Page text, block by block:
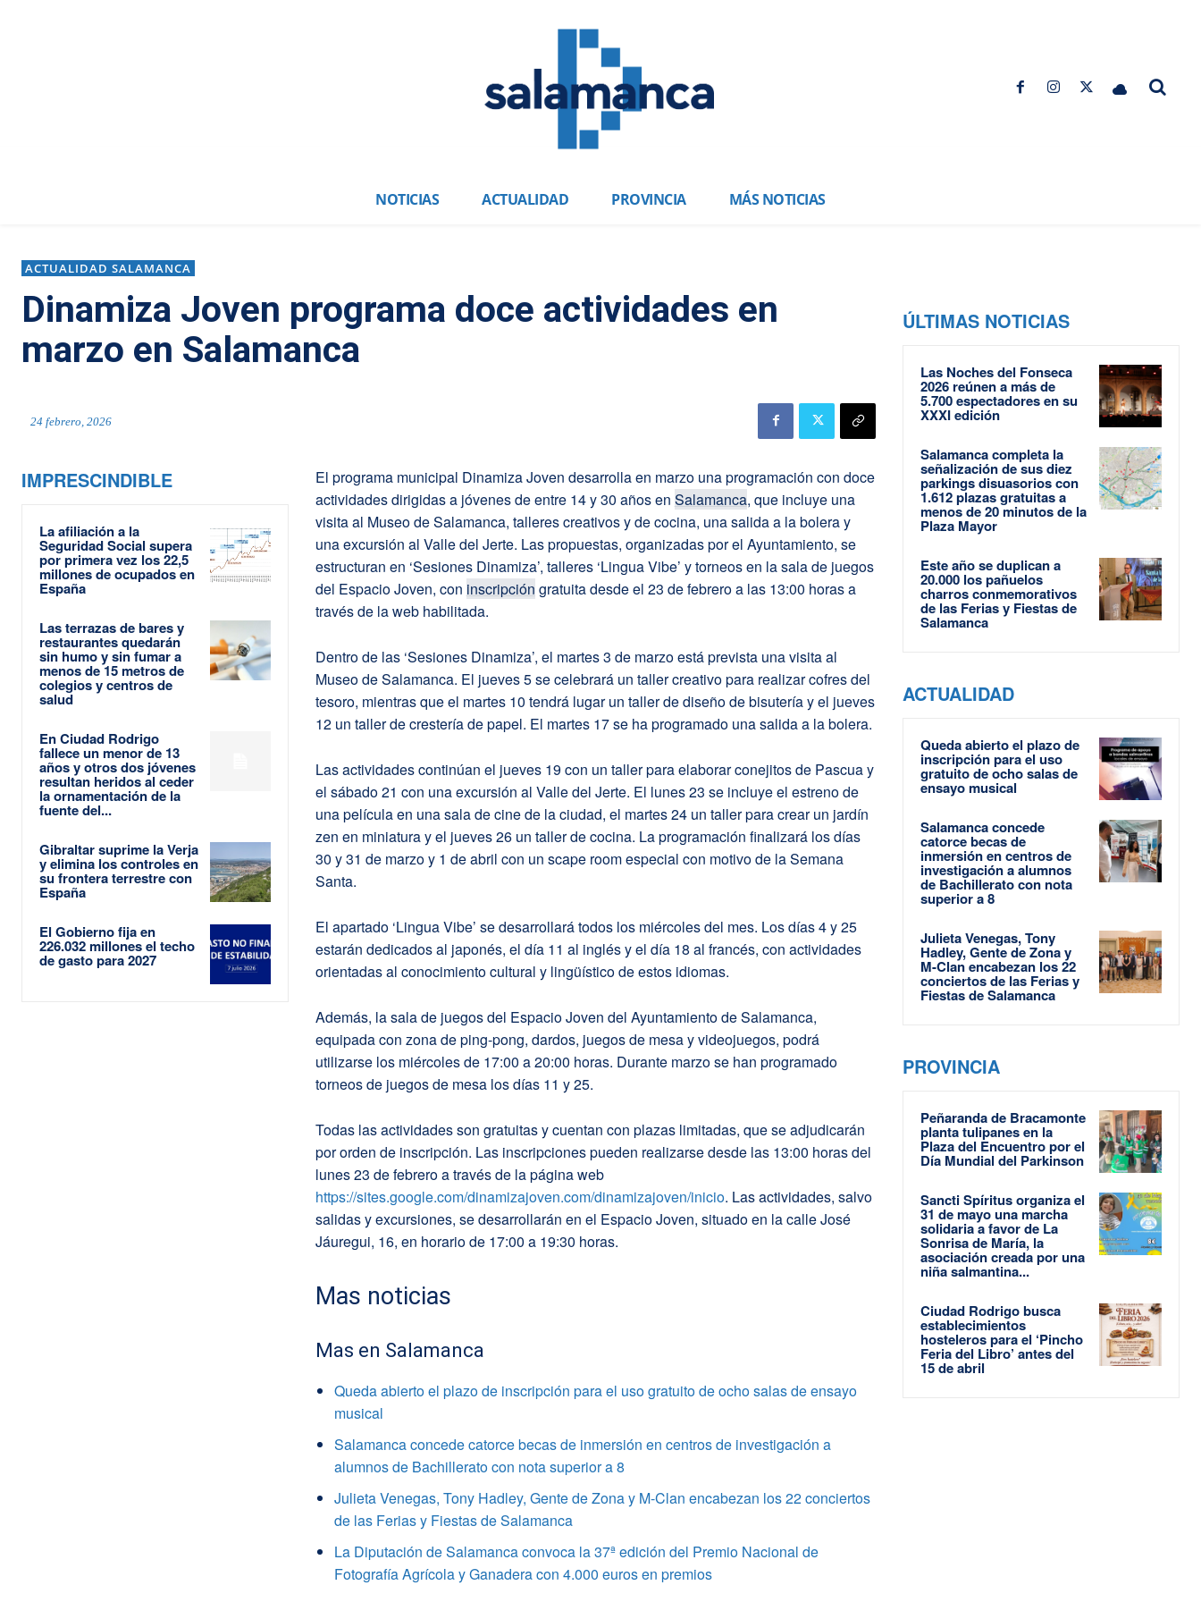
NOTICIAS ACTUALIDAD PROVINCIA MÁS NOTICIAS
ACTUALIDAD SALAMANCA
Dinamiza Joven programa doce actividades en
marzo en Salamanca
24 febrero, 2026
IMPRESCINDIBLE
La afiliación a la
Seguridad Social supera
por primera vez los 22,5
millones de ocupados en
España
Las terrazas de bares y
restaurantes quedarán
sin humo y sin fumar a
menos de 15 metros de
colegios y centros de
salud
En Ciudad Rodrigo
fallece un menor de 13
años y otros dos jóvenes
resultan heridos al ceder
la ornamentación de la
fuente del...
Gibraltar suprime la Verja
y elimina los controles en
su frontera terrestre con
España
El Gobierno fija en
226.032 millones el techo
de gasto para 2027
El programa municipal Dinamiza Joven desarrolla en marzo una programación con doce
actividades dirigidas a jóvenes de entre 14 y 30 años en Salamanca, que incluye una
visita al Museo de Salamanca, talleres creativos y de cocina, una salida a la bolera y
una excursión al Valle del Jerte. Las propuestas, organizadas por el Ayuntamiento, se
estructuran en ‘Sesiones Dinamiza’, talleres ‘Lingua Vibe’ y torneos en la sala de juegos
del Espacio Joven, con inscripción gratuita desde el 23 de febrero a las 13:00 horas a
través de la web habilitada.
Dentro de las ‘Sesiones Dinamiza’, el martes 3 de marzo está prevista una visita al
Museo de Salamanca. El jueves 5 se celebrará un taller creativo para realizar cofres del
tesoro, mientras que el martes 10 tendrá lugar un taller de diseño de bisutería y el jueves
12 un taller de crestería de papel. El martes 17 se ha programado una salida a la bolera.
Las actividades continúan el jueves 19 con un taller para elaborar conejitos de Pascua y
el sábado 21 con una excursión al Valle del Jerte. El lunes 23 se incluye el estreno de
una película en una sala de cine de la ciudad, el martes 24 un taller para crear un jardín
zen en miniatura y el jueves 26 un taller de cocina. La programación finalizará los días
30 y 31 de marzo y 1 de abril con un scape room especial con motivo de la Semana
Santa.
El apartado ‘Lingua Vibe’ se desarrollará todos los miércoles del mes. Los días 4 y 25
estarán dedicados al japonés, el día 11 al inglés y el día 18 al francés, con actividades
orientadas al conocimiento cultural y lingüístico de estos idiomas.
Además, la sala de juegos del Espacio Joven del Ayuntamiento de Salamanca,
equipada con zona de ping-pong, dardos, juegos de mesa y videojuegos, podrá
utilizarse los miércoles de 17:00 a 20:00 horas. Durante marzo se han programado
torneos de juegos de mesa los días 11 y 25.
Todas las actividades son gratuitas y cuentan con plazas limitadas, que se adjudicarán
por orden de inscripción. Las inscripciones pueden realizarse desde las 13:00 horas del
lunes 23 de febrero a través de la página web
https://sites.google.com/dinamizajoven.com/dinamizajoven/inicio. Las actividades, salvo
salidas y excursiones, se desarrollarán en el Espacio Joven, situado en la calle José
Jáuregui, 16, en horario de 17:00 a 19:30 horas.
Mas noticias
Mas en Salamanca
Queda abierto el plazo de inscripción para el uso gratuito de ocho salas de ensayo
musical
Salamanca concede catorce becas de inmersión en centros de investigación a
alumnos de Bachillerato con nota superior a 8
Julieta Venegas, Tony Hadley, Gente de Zona y M-Clan encabezan los 22 conciertos
de las Ferias y Fiestas de Salamanca
La Diputación de Salamanca convoca la 37ª edición del Premio Nacional de
Fotografía Agrícola y Ganadera con 4.000 euros en premios
ÚLTIMAS NOTICIAS
Las Noches del Fonseca
2026 reúnen a más de
5.700 espectadores en su
XXXI edición
Salamanca completa la
señalización de sus diez
parkings disuasorios con
1.612 plazas gratuitas a
menos de 20 minutos de la
Plaza Mayor
Este año se duplican a
20.000 los pañuelos
charros conmemorativos
de las Ferias y Fiestas de
Salamanca
ACTUALIDAD
Queda abierto el plazo de
inscripción para el uso
gratuito de ocho salas de
ensayo musical
Salamanca concede
catorce becas de
inmersión en centros de
investigación a alumnos
de Bachillerato con nota
superior a 8
Julieta Venegas, Tony
Hadley, Gente de Zona y
M-Clan encabezan los 22
conciertos de las Ferias y
Fiestas de Salamanca
PROVINCIA
Peñaranda de Bracamonte
planta tulipanes en la
Plaza del Encuentro por el
Día Mundial del Parkinson
Sancti Spíritus organiza el
31 de mayo una marcha
solidaria a favor de La
Sonrisa de María, la
asociación creada por una
niña salmantina...
Ciudad Rodrigo busca
establecimientos
hosteleros para el ‘Pincho
Feria del Libro’ antes del
15 de abril